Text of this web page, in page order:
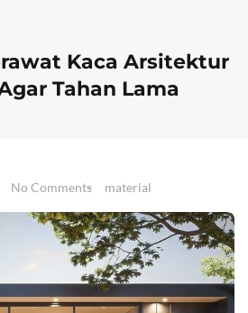
Kaca Arsitektur
Tahan Lama
No Comments material